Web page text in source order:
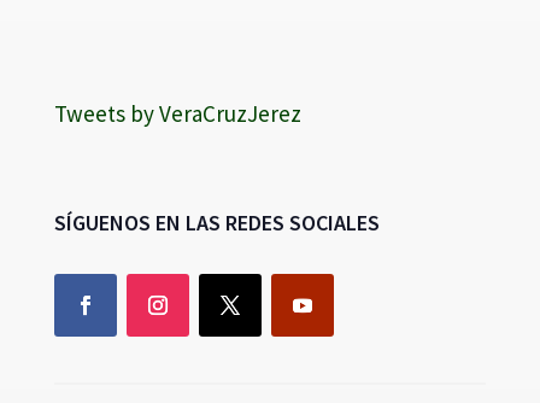
Tweets by VeraCruzJerez
SÍGUENOS EN LAS REDES SOCIALES